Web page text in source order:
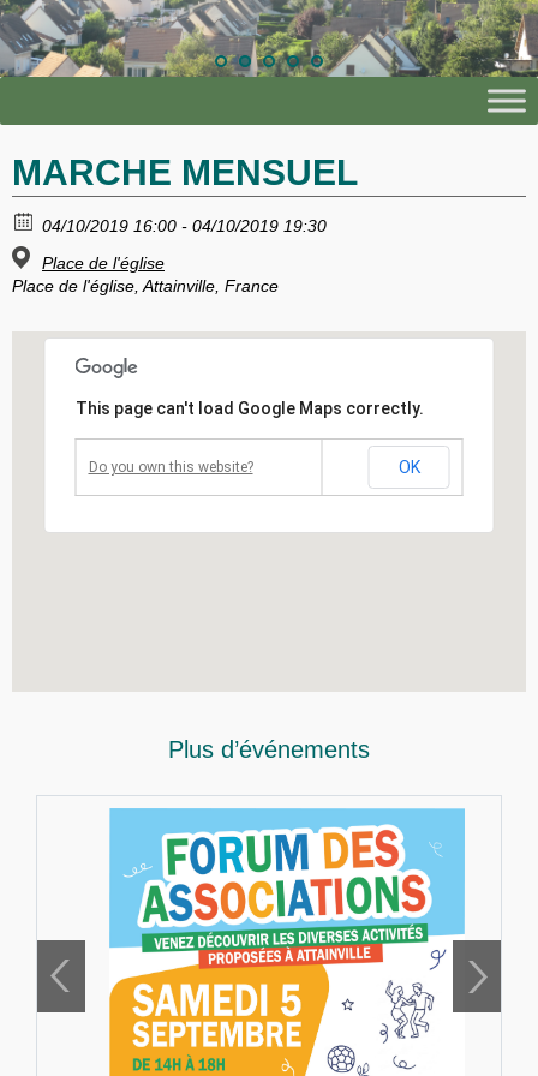
MARCHE MENSUEL
04/10/2019 16:00 - 04/10/2019 19:30
Place de l'église
Place de l'église, Attainville, France
This page can't load Google Maps correctly.
Do you own this website? OK
Plus d’événements